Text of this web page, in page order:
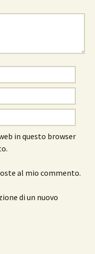
in questo browser
al mio commento.
di un nuovo